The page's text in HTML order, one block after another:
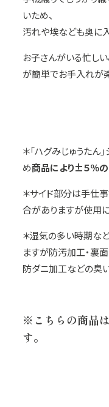
いため、
汚れや埃なども奥に入
お子さんがいる忙し
が簡単でお手入れが
＊「ハグみじゅうたん
め商品により±５％
＊サイド部分は手仕
合がありますが使用
＊湿気の多い時期な
ますが防汚加工・裏
防ダニ加工などの臭
※こちらの商品
す。